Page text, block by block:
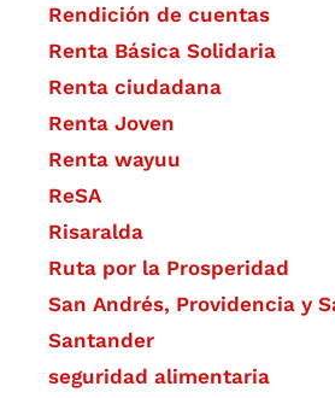
Rendición de cuentas
Renta Básica Solidaria
Renta ciudadana
Renta Joven
Renta wayuu
ReSA
Risaralda
Ruta por la Prosperidad
San Andrés, Providencia y
Santander
seguridad alimentaria